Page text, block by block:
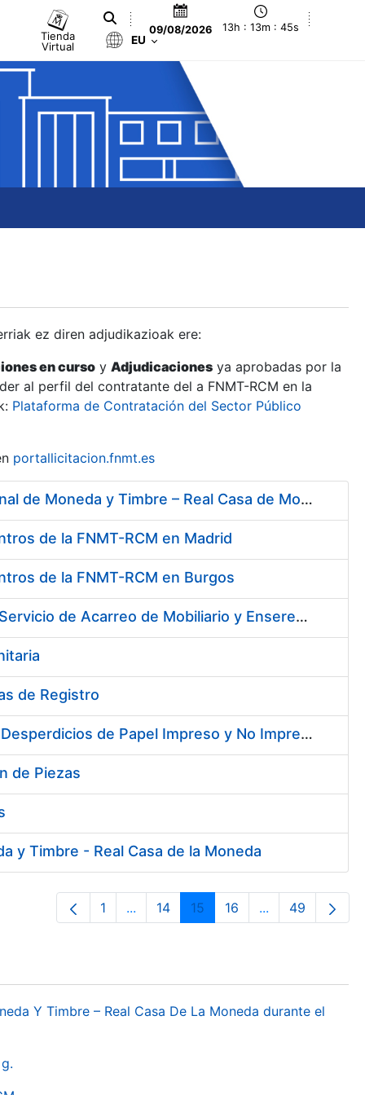
Tienda
Virtual
09/08/2026 13h : 13m : 46s
EU
ez diren adjudikazioak ere:
en curso y Adjudicaciones ya aprobadas por la
al perfil del contratante del a FNMT-RCM en la
Plataforma de Contratación del Sector Público
portallicitacion.fnmt.es
Servicios de Limpieza, Acarreos y Jardinería para la Fábrica Nacional de Moneda y Timbre – Real Casa de Moneda
de la FNMT-RCM en Madrid
de la FNMT-RCM en Burgos
Servicios de Limpieza de diversas Áreas y Edificios de la Fábrica, Servicio de Acarreo de Mobiliario y Enseres y Mantenimiento de las Zonas Ajardinadas, para la Fábrica de Papel de Burgos de la Fábrica Nacional de Moneda y Timbre – Real Casa de Moneda
de Registro
Contratación de Enajenación y Retirada de Recortes Sobrantes y Desperdicios de Papel Impreso y No Impreso durante el año 2019
de Piezas
y Timbre - Real Casa de la Moneda
Orrialdea
1 ...Intermediate Pages Use TAB to
Orrialdea
14 Orrialdea
15 Orrialdea
16 ...Intermediate
Orrialdea
49
Y Timbre – Real Casa De La Moneda durante el